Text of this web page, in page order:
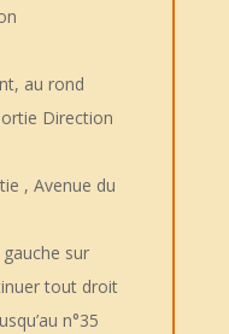
au rond
Direction
, Avenue du
sur
tout droit
n°35